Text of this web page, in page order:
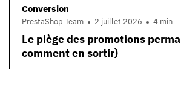
Conversion
PrestaShop Team 2 juillet 2026 4 min
Le piège des promotions
comment en sortir)